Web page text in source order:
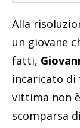
Alla
un giovane
fatti,
incaricato di
vittima non
scomparsa